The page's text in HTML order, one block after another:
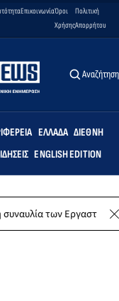
ΕπικοινωνίαΌροι
Χρήσης
Πολιτική
Απορρήτου
Αναζήτηση
ΕΛΛΆΔΑ ΔΙΕΘΝΉ
ENGLISH EDITION
Εργαστηρίων